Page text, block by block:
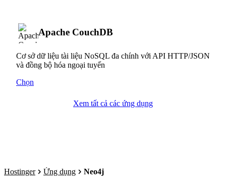
Apache CouchDB
Cơ sở dữ liệu tài liệu NoSQL đa chính với API HTTP/JSON
và đồng bộ hóa ngoại tuyến
Chọn
Xem tất cả các ứng dụng
Hostinger Ứng dụng Neo4j